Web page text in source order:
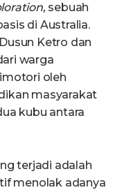
sebuah
di Australia.
Ketro dan
warga
oleh
masyarakat
kubu antara
terjadi adalah
menolak adanya